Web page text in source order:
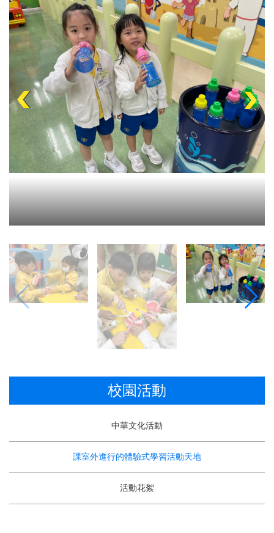
校園活動
中華文化活動
課室外進行的體驗式學習活動天地
活動花絮